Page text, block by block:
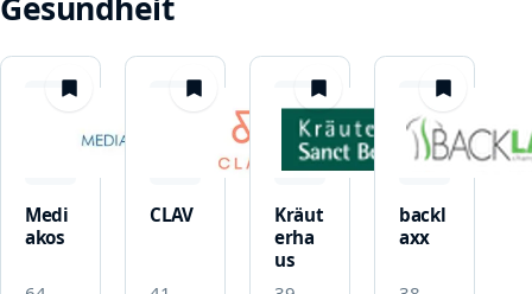
merken
Medi
akos
merken
CLAV
merken
Kräut
erha
us
merken
backl
axx